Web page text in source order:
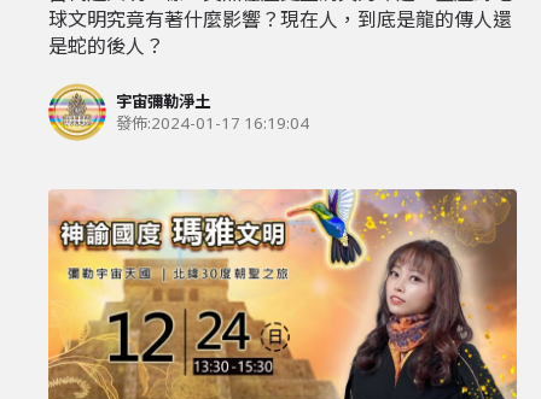
球文明究竟有著什麼影響？現在人，到底是龍的傳人還
是蛇的後人？
宇宙彌勒淨土
發佈:2024-01-17 16:19:04